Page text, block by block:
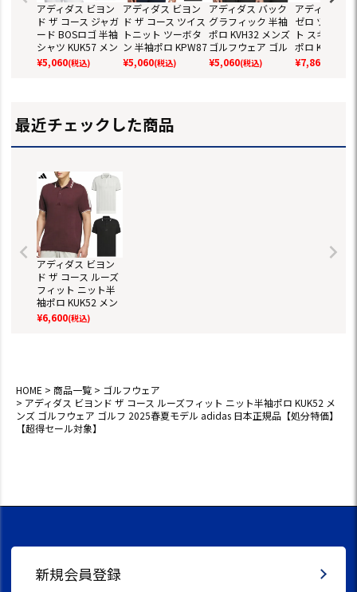
アディダス ビヨン
ド ザ コース ジャガ
ード BOSロゴ 半袖
シャツ KUK57 メン
ズ ゴルフウェア ゴ
ルフ 2025春夏モデ
象】
¥5,060(税込)
アディダス ビヨン
ド ザ コース ツイス
トニット ツーボタ
ン 半袖ポロ KPW87
メンズ ゴルフウェ
ア ゴルフ 2025春夏
対象】
¥5,060(税込)
アディダス バック
グラフィック 半袖
ポロ KVH32 メンズ
ゴルフウェア ゴル
フ 2025春夏モデル
adidas 日本正規品
¥5,060(税込)
アディダス ア
ゼロ ツイス
ト スキッパ
ポロ KUK62
ース ゴルフウ
ゴルフ 2025
¥7,865
最近チェックした商品
アディダス ビヨン
ド ザ コース ルーズ
フィット ニット半
袖ポロ KUK52 メン
ズ ゴルフウェア ゴ
ルフ 2025春夏モデ
¥6,600(税込)
HOME 商品一覧
ゴルフウェア
アディダス ビヨンド ザ コース ルーズフィット ニット半袖ポロ KUK52 メ
ンズ ゴルフウェア ゴルフ 2025春夏モデル adidas 日本正規品【処分特価】
【超得セール対象】
新規会員登録